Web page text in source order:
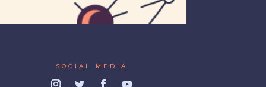
SOCIAL MEDIA